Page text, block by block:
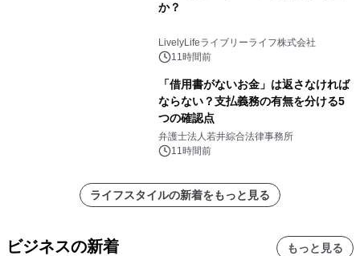
か？
LivelyLifeライブリーライフ株式会社
11時間前
「借用書がないお金」は返さなければ
ならない？支払義務の有無を分ける5
つの確認点
弁護士法人若井綜合法律事務所
11時間前
ライフスタイルの新着をもっと見る
ビジネスの新着 もっと見る